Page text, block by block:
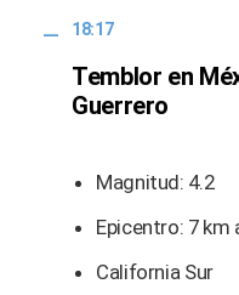
18:17
Temblor en
Guerrero
Magnitud: 4.2
Epicentro: 7 km
California Sur